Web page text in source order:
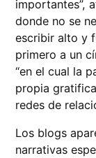
importantes”,
donde no se
escribir alto y
primero a un
“en el cual la
propia
redes de
Los blogs
narrativas